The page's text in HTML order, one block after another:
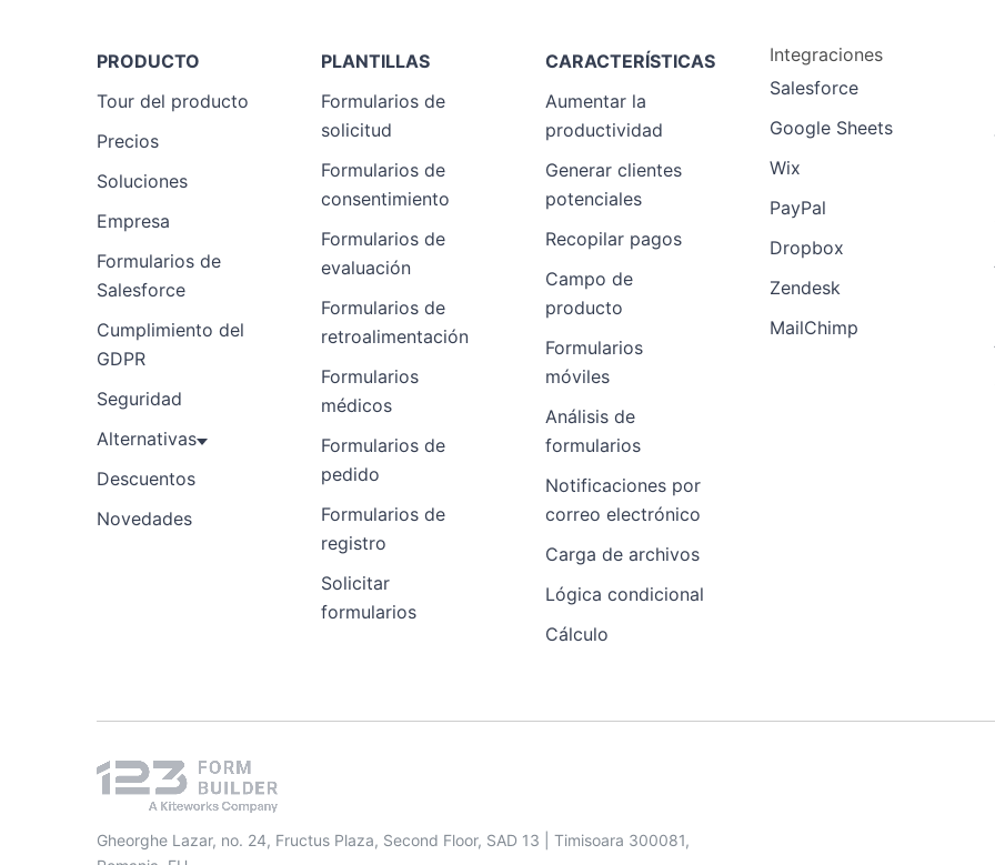
Preview
PRODUCTO
Tour del producto
Precios
Soluciones
Empresa
Formularios de
Salesforce
Cumplimiento del
GDPR
Seguridad
Alternativas
Descuentos
Novedades
PLANTILLAS
Formularios de
solicitud
Formularios de
consentimiento
Formularios de
evaluación
Formularios de
retroalimentación
Formularios
médicos
Formularios de
pedido
Formularios de
registro
Solicitar
formularios
CARACTERÍSTICAS
Aumentar la
productividad
Generar clientes
potenciales
Recopilar pagos
Campo de
producto
Formularios
móviles
Análisis de
formularios
Notificaciones por
correo electrónico
Carga de archivos
Lógica condicional
Cálculo
Integraciones
Salesforce
Google Sheets
Wix
PayPal
Dropbox
Zendesk
MailChimp
Gheorghe Lazar, no. 24, Fructus Plaza, Second Floor, SAD 13 | Timisoara 300081,